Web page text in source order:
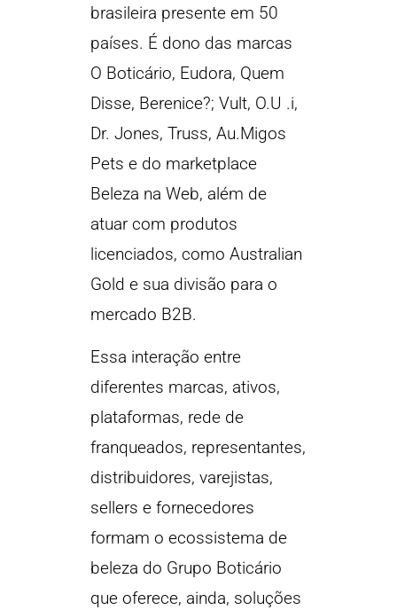
brasileira presente em 50
países. É dono das marcas
O Boticário, Eudora, Quem
Disse, Berenice?; Vult, O.U .i,
Dr. Jones, Truss, Au.Migos
Pets e do marketplace
Beleza na Web, além de
atuar com produtos
licenciados, como Australian
Gold e sua divisão para o
mercado B2B.
Essa interação entre
diferentes marcas, ativos,
plataformas, rede de
franqueados, representantes,
distribuidores, varejistas,
sellers e fornecedores
formam o ecossistema de
beleza do Grupo Boticário
que oferece, ainda, soluções